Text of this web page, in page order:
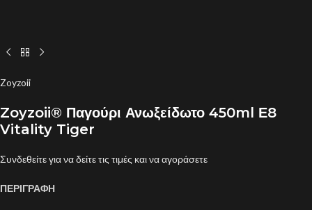
Zoyzoii
Zoyzoii® Παγούρι Ανωξείδωτο 450ml Ε8
Vitality Tiger
Συνδεθείτε για να δείτε τις τιμές και να αγοράσετε
ΠΕΡΙΓΡΑΦΗ